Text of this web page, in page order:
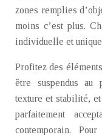
zones remplies
moins c’est plus.
individuelle et
Profitez des
être suspendus au
texture et stabilité,
parfaitement
contemporain.